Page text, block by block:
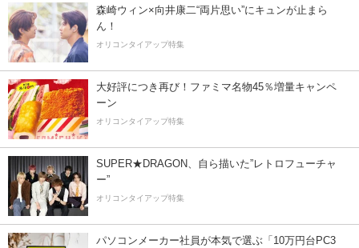
森崎ウィン×向井康二“両片思い”にキュンが止まら
ん！
オリコンタイアップ特集
大好評につき再び！ファミマ名物45％増量キャンペ
ーン
オリコンタイアップ特集
SUPER★DRAGON、自ら描いた”レトロフューチャ
ー”
オリコンタイアップ特集
パソコンメーカー社員が本気で選ぶ「10万円台PC3